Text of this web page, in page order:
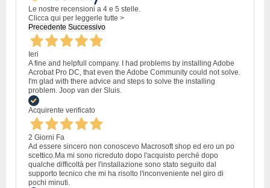
Le nostre recensioni a 4 e 5 stelle.
Clicca qui per leggerle tutte >
Precedente Successivo
Ieri
A fine and helpfull company. I had problems by installing Adobe
Acrobat Pro DC, that even the Adobe Community could not solve.
I'm glad with there advice and steps to solve the installing
problem. Joop van der Sluis.
Acquirente verificato
2 Giorni Fa
Ad essere sincero non conoscevo Macrosoft shop ed ero un po
scettico.Ma mi sono ricreduto dopo l'acquisto perché dopo
qualche difficoltà per l'installazione sono stato seguito dal
supporto tecnico che mi ha risolto l'inconveniente nel giro di
pochi minuti.